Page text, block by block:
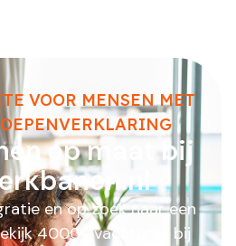
VOOR MENSEN MET
op maat bij
en op zoek naar een
4000+ vacatures bij